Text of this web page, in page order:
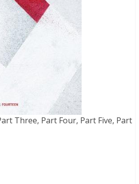
Three, Part Four, Part Five, Part